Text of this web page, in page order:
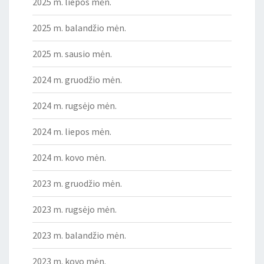
2025 m. balandžio mėn.
2025 m. sausio mėn.
2024 m. gruodžio mėn.
2024 m. rugsėjo mėn.
2024 m. liepos mėn.
2024 m. kovo mėn.
2023 m. gruodžio mėn.
2023 m. rugsėjo mėn.
2023 m. balandžio mėn.
2023 m. kovo mėn.